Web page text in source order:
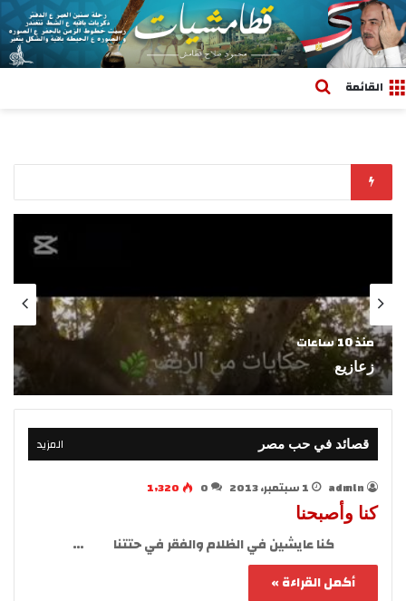
القائمة
منذ يوم واحد
كلمة العدد 1482.. “”إسرائيل.. من شريك كامل إلى تابع
متمرد””
قصائد في حب مصر المزيد
admln 1 سبتمبر، 2013 0
1٬320
كنا وأصبحنا
كنا عايشين في الظلام والفقر في حتتنا …
أكمل القراءة »